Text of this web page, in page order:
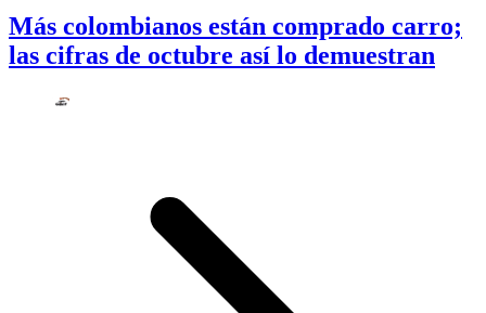
Más colombianos están comprado carro;
las cifras de octubre así lo demuestran